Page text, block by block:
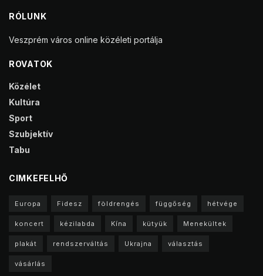
RÓLUNK
Veszprém város online közéleti portálja
ROVATOK
Közélet
Kultúra
Sport
Szubjektív
Tabu
CIMKEFELHŐ
Europa Fidesz földrengés függőség hétvége
koncert kézilabda Kína kütyük Menekültek
plakát rendszerváltás Ukrajna választás
vásárlás